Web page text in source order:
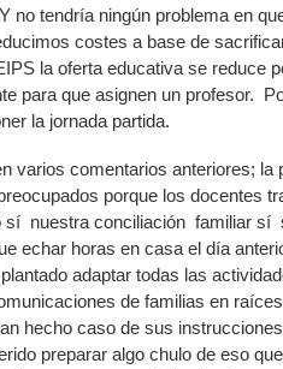
tendría ningún problema en
costes a base de
la oferta educativa se reduce
para que asignen un profesor.
la jornada partida.
varios comentarios anteriores; la
porque los docentes
sí nuestra conciliación familiar sí
echar horas en casa el día
adaptar todas las
de familias en
hecho caso de sus
preparar algo chulo de eso